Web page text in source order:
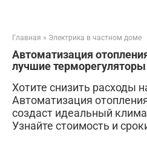
Главная » Электрика в частном доме
Автоматизация
лучшие
Хотите снизить расходы
Автоматизация
создаст идеальный
Узнайте стоимость и